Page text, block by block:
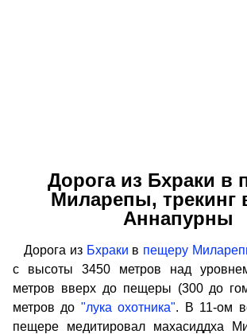
Дорога из Бхраки в
Миларепы, трекинг
Аннапурны
Дорога из Бхраки в пещеру
с высоты 3450 метров над
метров вверх до пещеры (300 до
метров до "лука охотника". В 11-ом
пещере медитировал махасиддха